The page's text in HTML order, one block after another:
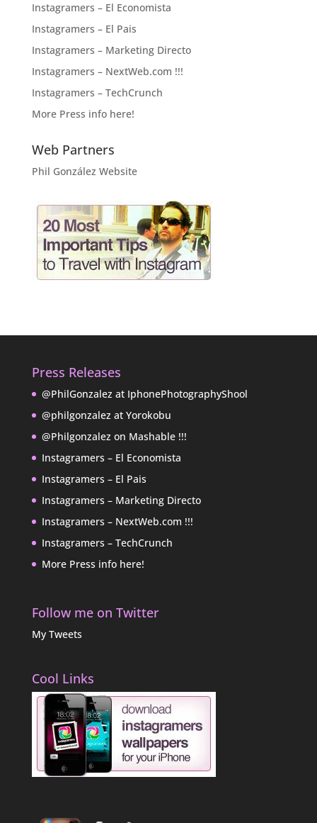
Instagramers – El Economista
Instagramers – El Pais
Instagramers – Marketing Directo
Instagramers – NextWeb.com !!!
Instagramers – TechCrunch
More Press info here!
Web Partners
Phil González Website
Press Releases
@PhilGonzalez at IphonePhotographyShool
@philgonzalez at Yorokobu
@Philgonzalez on Mashable !!!
Instagramers – El Economista
Instagramers – El Pais
Instagramers – Marketing Directo
Instagramers – NextWeb.com !!!
Instagramers – TechCrunch
More Press info here!
Follow me on Twitter
My Tweets
Cool Links